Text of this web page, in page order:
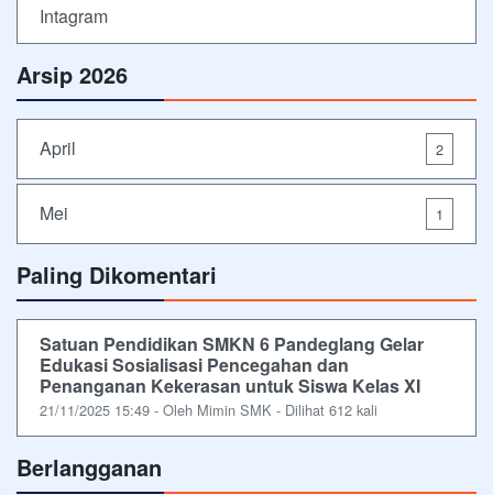
Intagram
Arsip 2026
April 2
Mei 1
Paling Dikomentari
Satuan Pendidikan SMKN 6 Pandeglang Gelar
Edukasi Sosialisasi Pencegahan dan
Penanganan Kekerasan untuk Siswa Kelas XI
21/11/2025 15:49 - Oleh Mimin SMK - Dilihat 612 kali
Berlangganan